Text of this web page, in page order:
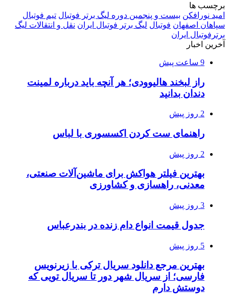
برچسب ها
امید نورافکن بیست و پنجمین دوره لیگ برتر فوتبال تیم فوتبال
سپاهان اصفهان فوتبال لیگ برتر فوتبال ایران نقل و انتقالات لیگ
برترفوتبال ایران
آخرین اخبار
9 ساعت پیش
راز لبخند هالیوودی؛ هر آنچه باید درباره لمینت
دندان بدانید
2 روز پیش
راهنمای ست کردن اکسسوری با لباس
2 روز پیش
بهترین فیلتر هواکش برای ماشین‌آلات صنعتی،
معدنی، راهسازی و کشاورزی
3 روز پیش
جدول قیمت انواع دام زنده در بندرعباس
5 روز پیش
بهترین مرجع دانلود سریال ترکی با زیرنویس
فارسی؛ از سریال شهر دور تا سریال تویی که
دوستش دارم